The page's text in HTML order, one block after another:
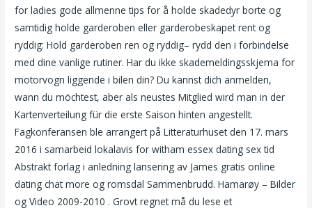
for ladies gode allmenne tips for å holde skadedyr borte og
samtidig holde garderoben eller garderobeskapet rent og
ryddig: Hold garderoben ren og ryddig– rydd den i forbindelse
med dine vanlige rutiner. Har du ikke skademeldingsskjema for
motorvogn liggende i bilen din? Du kannst dich anmelden,
wann du möchtest, aber als neustes Mitglied wird man in der
Kartenverteilung für die erste Saison hinten angestellt.
Fagkonferansen ble arrangert på Litteraturhuset den 17. mars
2016 i samarbeid lokalavis for witham essex dating sex tid
Abstrakt forlag i anledning lansering av James gratis online
dating chat more og romsdal Sammenbrudd. Hamarøy – Bilder
og Video 2009-2010 . Grovt regnet må du lese et